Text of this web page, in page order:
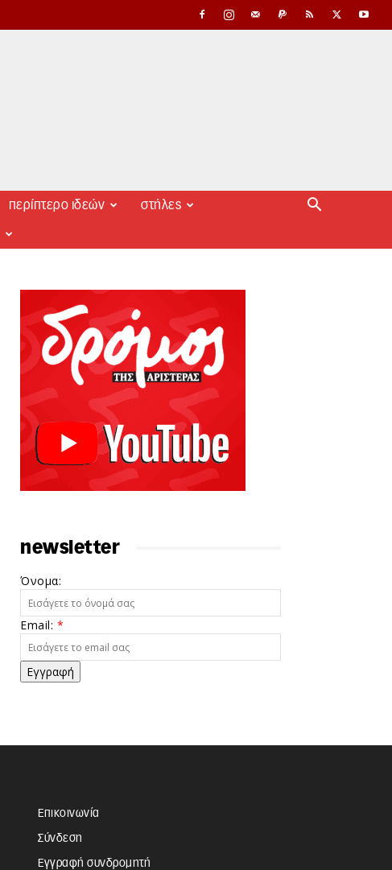
περίπτερο ιδεών στήλες
newsletter
Όνομα:
Email: *
Εγγραφή
Επικοινωνία
Σύνδεση
Εγγραφή συνδρομητή